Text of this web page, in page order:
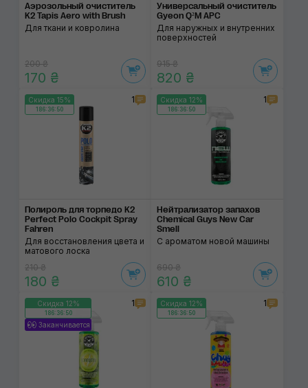
Аэрозольный очиститель
K2 Tapis Aero with Brush
Для ткани и ковролина
200 ₴
170 ₴
Универсальный очис­титель
Gyeon Q²M APC
Для наружных и внутренних
поверхностей
915 ₴
820 ₴
Скидка 15%
186:36:50
1
Полироль для торпедо K2
Perfect Polo Cockpit Spray
Fahren
Для восстановления цвета и
матового лоска
210 ₴
180 ₴
Скидка 12%
186:36:50
1
Нейтрализатор запа­хов
Chemical Guys New Car
Smell
С ароматом новой машины
690 ₴
610 ₴
Скидка 12%
186:36:50
Заканчивается
1 Скидка 12%
186:36:50
1